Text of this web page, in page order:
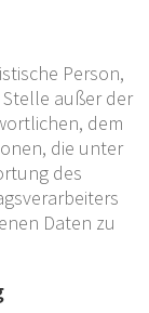
Person,
außer der
dem
die unter
des
Daten zu